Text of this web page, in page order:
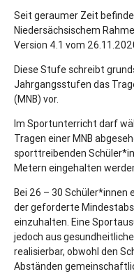
Seit geraumer Zeit
Niedersächsischem
Version 4.1 vom
Diese Stufe schreibt
Jahrgangsstufen das
(MNB) vor.
Im Sportunterricht darf
Tragen einer MNB
sporttreibenden
Metern eingehalten
Bei 26 – 30 Schüler*innen
der geforderte
einzuhalten. Eine
jedoch aus
realisierbar, obwohl den
Abständen